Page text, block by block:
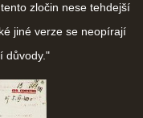
zločin nese tehdejší
jiné verze se neopírají
důvody."